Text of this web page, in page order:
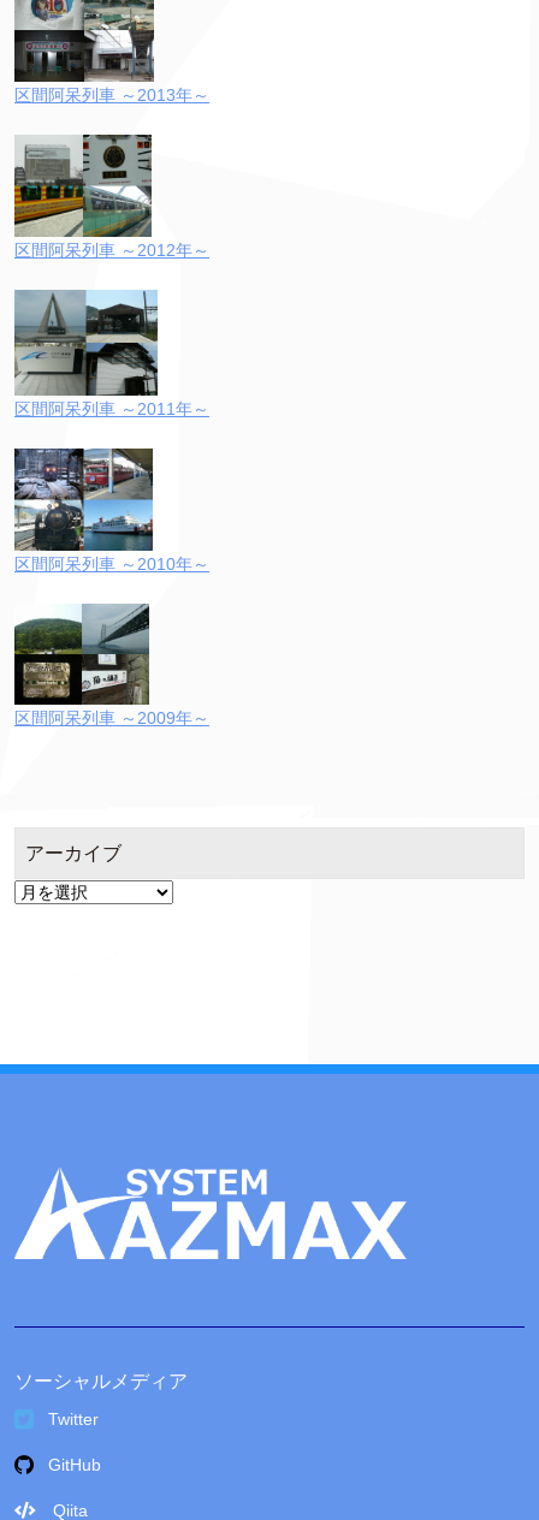
区間阿呆列車 ～2013年～
区間阿呆列車 ～2012年～
区間阿呆列車 ～2011年～
区間阿呆列車 ～2010年～
区間阿呆列車 ～2009年～
アーカイブ
ア
ソーシャルメディア
Twitter
GitHub
Qiita